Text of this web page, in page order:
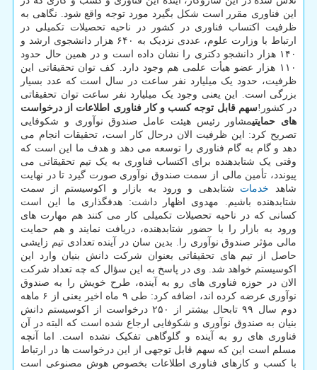
این فناوری مقرر است شکل بگیرد مورد توجه واقع شود. نگاهی به
ظرفیت اکتساب فناوری در کشور در ناحیه تحصیلات تکمیلی در
ارتباط با وزارت علوم، عددی نزدیک به ۶۴۰ هزار دانشجوی ارشد و
۱۴۰ هزار دانشجو دکتری را نشان داده است و در همین حال حدود
۱۱۰ هزار عضو هیأت علمی هم وجود دارد. کف توان تحقیقاتی این
ظرفیت، حدود یک میلیارد نفر ساعت در سال است که عدد بسیار
بزرگی است. این یعنی وجود یک میلیارد نفر ساعت توان تحقیقاتی
در کشور!سهم قابل توجه کسب و کار فناوری اطلاعات از درخواست
های حمایتیمشاور رئیس هیئت عامل صندوق نوآوری و شکوفایی
تصریح کرد: این ظرفیت الان درحال کار است، تحقیقات انجام می
دهد و گام به گام فناوری را توسعه می دهد و هدف ما این است که
وقتی یک شتابدهنده برای اکتساب فناوری به یک تیم تحقیقاتی می
پیوندد، تأمین مالی از سمت صندوق نوآوری صورت گیرد تا در نهایت
شاهد خدمات شتابدهی و ورود به بازار و اکوسیستم از سمت
شتابدهنده باشیم. مهدوی اظهار داشت: هدفگذاری ما این است
کسانی که در ناحیه تحصیلات تکمیلی کار می کنند هم مهارت های
ورود به بازار را با حضور شتابدهنده، دریافت نمایند و هم حمایت
مالی مؤثر صندوق نوآوری را. بدین سان در آینده تعدادی تیم زایشی
حاصل از تیم های تحقیقاتی بعنوان شرکت دانش بنیان وارد این
اکوسیستم خواهد شد. وی در پاسخ به این سؤال که چه تعداد شرکت
الان در حوزه فناوری های رو به آینده، طرح خویش را به صندوق
نوآوری عرضه کرده اند، اضافه کرد: طی ۹ ماه اخیر یعنی از ۶ ماهه
دوم سال ۹۹ تابحال بیشتر از ۲۵۰ درخواست از اکوسیستم دانش
بنیان به صندوق نوآوری و شکوفایی ارجاع شده است که البته در آن
فناوری های رو به آینده و گلوگاهی تفکیک نشده است. اما آنچه
مسلم است این که سهم قابل توجهی از این درخواست ها در ارتباط
با کسب و کارهای فناوری اطلاعات بخصوص هوش مصنوعی است